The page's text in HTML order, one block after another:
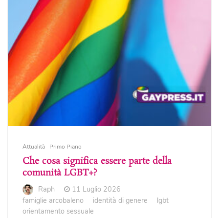
Attualità Primo Piano
Che cosa significa essere parte della
comunità LGBT+?
Raph
11 Luglio 2026
famiglie arcobaleno
identità di genere
lgbt
orientamento sessuale